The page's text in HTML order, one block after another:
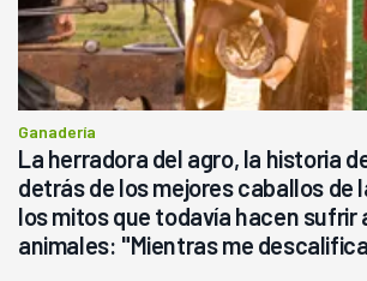
Ganadería
La herradora del agro, la historia
detrás de los mejores caballos de
los mitos que todavía hacen sufrir
animales: "Mientras me